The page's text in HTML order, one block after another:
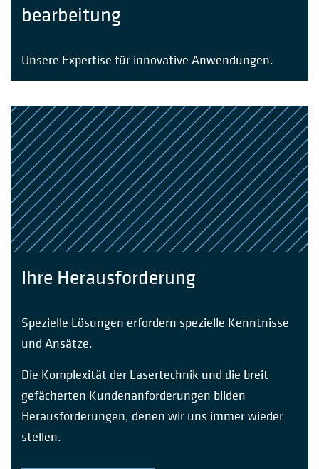
bearbeitung
Unsere Expertise für innovative Anwendungen.
Ihre Herausforderung
Spezielle Lösungen erfordern spezielle Kenntnisse
und Ansätze.
Die Komplexität der Lasertechnik und die breit
gefächerten Kundenanforderungen bilden
Herausforderungen, denen wir uns immer wieder
stellen.